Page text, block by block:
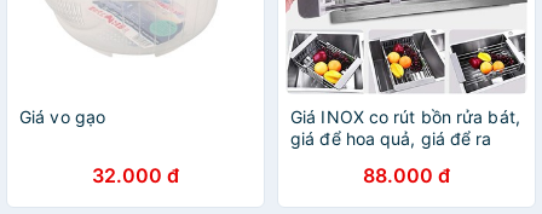
Giá vo gạo
32.000 đ
Giá INOX co rút bồn rửa bát,
giá để hoa quả, giá để ra
để bồn rửa bát(siêu hot)
88.000 đ